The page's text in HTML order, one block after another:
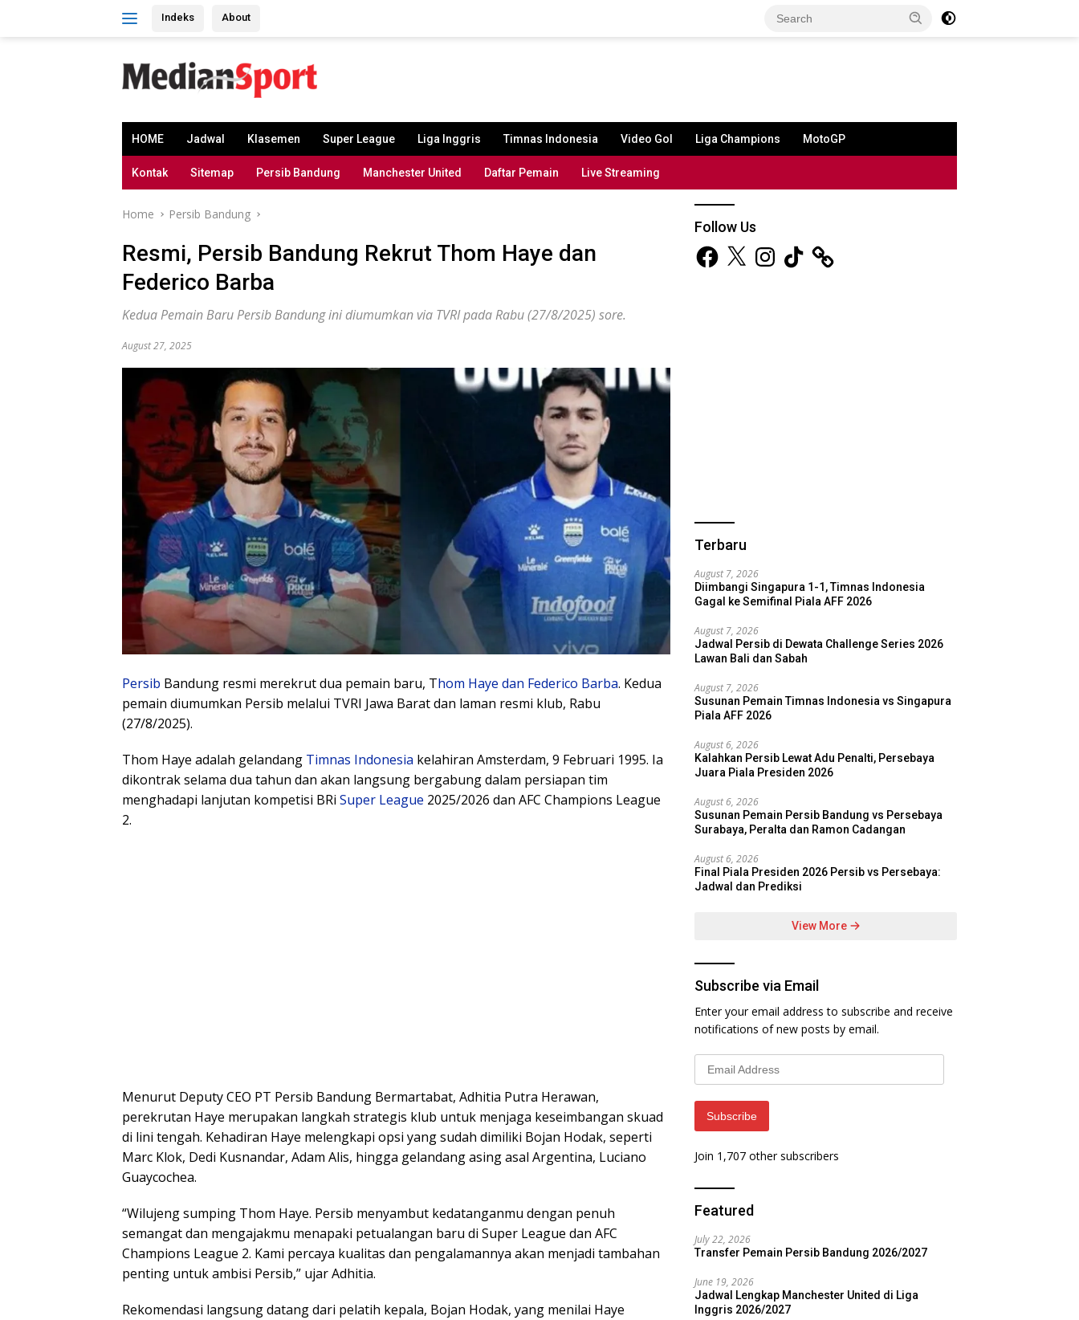
Indeks About
HOME Jadwal Klasemen Super League Liga Inggris Timnas Indonesia Video Gol Liga Champions MotoGP
Kontak Sitemap Persib Bandung Manchester United Daftar Pemain Live Streaming
Home Persib Bandung
Resmi, Persib Bandung Rekrut Thom Haye dan
Federico Barba
Kedua Pemain Baru Persib Bandung ini diumumkan via TVRI pada Rabu (27/8/2025) sore.
August 27, 2025
Persib Bandung resmi merekrut dua pemain baru, Thom Haye dan Federico Barba. Kedua
pemain diumumkan Persib melalui TVRI Jawa Barat dan laman resmi klub, Rabu
(27/8/2025).
Thom Haye adalah gelandang Timnas Indonesia kelahiran Amsterdam, 9 Februari 1995. Ia
dikontrak selama dua tahun dan akan langsung bergabung dalam persiapan tim
menghadapi lanjutan kompetisi BRi Super League 2025/2026 dan AFC Champions League
2.
Menurut Deputy CEO PT Persib Bandung Bermartabat, Adhitia Putra Herawan,
perekrutan Haye merupakan langkah strategis klub untuk menjaga keseimbangan skuad
di lini tengah. Kehadiran Haye melengkapi opsi yang sudah dimiliki Bojan Hodak, seperti
Marc Klok, Dedi Kusnandar, Adam Alis, hingga gelandang asing asal Argentina, Luciano
Guaycochea.
“Wilujeng sumping Thom Haye. Persib menyambut kedatanganmu dengan penuh
semangat dan mengajakmu menapaki petualangan baru di Super League dan AFC
Champions League 2. Kami percaya kualitas dan pengalamannya akan menjadi tambahan
penting untuk ambisi Persib,” ujar Adhitia.
Rekomendasi langsung datang dari pelatih kepala, Bojan Hodak, yang menilai Haye
Follow Us
Facebook
X InstagramTikTok
Terbaru
August 7, 2026
Diimbangi Singapura 1-1, Timnas Indonesia
Gagal ke Semifinal Piala AFF 2026
August 7, 2026
Jadwal Persib di Dewata Challenge Series 2026
Lawan Bali dan Sabah
August 7, 2026
Susunan Pemain Timnas Indonesia vs Singapura
Piala AFF 2026
August 6, 2026
Kalahkan Persib Lewat Adu Penalti, Persebaya
Juara Piala Presiden 2026
August 6, 2026
Susunan Pemain Persib Bandung vs Persebaya
Surabaya, Peralta dan Ramon Cadangan
August 6, 2026
Final Piala Presiden 2026 Persib vs Persebaya:
Jadwal dan Prediksi
View More
Subscribe via Email
Enter your email address to subscribe and receive
notifications of new posts by email.
Email
Address
Subscribe
Join 1,707 other subscribers
Featured
July 22, 2026
Transfer Pemain Persib Bandung 2026/2027
June 19, 2026
Jadwal Lengkap Manchester United di Liga
Inggris 2026/2027